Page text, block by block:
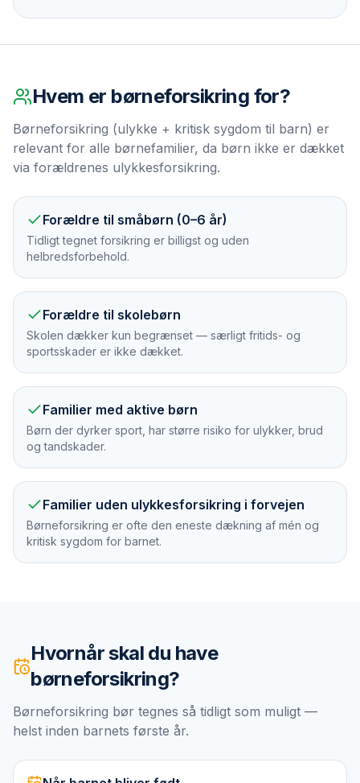
Hvem er børneforsikring for?
Børneforsikring (ulykke + kritisk sygdom til barn) er
relevant for alle børnefamilier, da børn ikke er dækket
via forældrenes ulykkesforsikring.
Forældre til småbørn (0–6 år)
Tidligt tegnet forsikring er billigst og uden
helbredsforbehold.
Forældre til skolebørn
Skolen dækker kun begrænset — særligt fritids- og
sportsskader er ikke dækket.
Familier med aktive børn
Børn der dyrker sport, har større risiko for ulykker, brud
og tandskader.
Familier uden ulykkesforsikring i forvejen
Børneforsikring er ofte den eneste dækning af mén og
kritisk sygdom for barnet.
Hvornår skal du have
børneforsikring?
Børneforsikring bør tegnes så tidligt som muligt —
helst inden barnets første år.